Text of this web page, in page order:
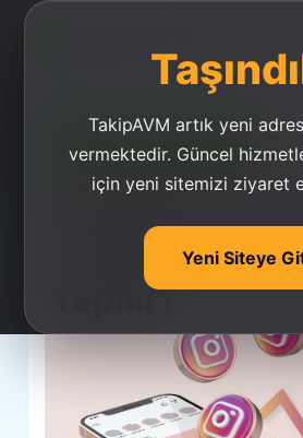
TakipAVM artık yeni
vermektedir. Güncel
için yeni sitemizi ziyaret
Yeni Siteye
Ucuz Takipçi Satın Al
İnstagram
Takipçi Silme
Yapılır?